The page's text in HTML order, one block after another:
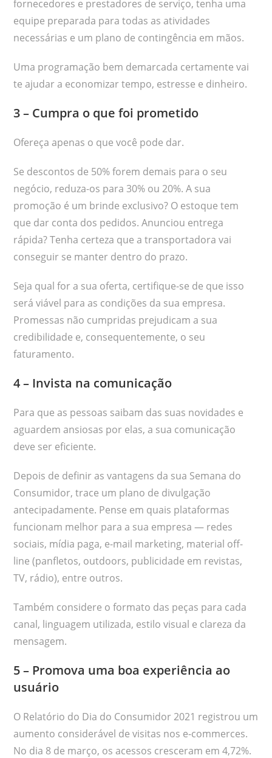
fornecedores e prestadores de serviço, tenha uma
equipe preparada para todas as atividades
necessárias e um plano de contingência em mãos.
Uma programação bem demarcada certamente vai
te ajudar a economizar tempo, estresse e dinheiro.
3 – Cumpra o que foi prometido
Ofereça apenas o que você pode dar.
Se descontos de 50% forem demais para o seu
negócio, reduza-os para 30% ou 20%. A sua
promoção é um brinde exclusivo? O estoque tem
que dar conta dos pedidos. Anunciou entrega
rápida? Tenha certeza que a transportadora vai
conseguir se manter dentro do prazo.
Seja qual for a sua oferta, certifique-se de que isso
será viável para as condições da sua empresa.
Promessas não cumpridas prejudicam a sua
credibilidade e, consequentemente, o seu
faturamento.
4 – Invista na comunicação
Para que as pessoas saibam das suas novidades e
aguardem ansiosas por elas, a sua comunicação
deve ser eficiente.
Depois de definir as vantagens da sua Semana do
Consumidor, trace um plano de divulgação
antecipadamente. Pense em quais plataformas
funcionam melhor para a sua empresa — redes
sociais, mídia paga, e-mail marketing, material off-
line (panfletos, outdoors, publicidade em revistas,
TV, rádio), entre outros.
Também considere o formato das peças para cada
canal, linguagem utilizada, estilo visual e clareza da
mensagem.
5 – Promova uma boa experiência ao
usuário
O Relatório do Dia do Consumidor 2021 registrou um
aumento considerável de visitas nos e-commerces.
No dia 8 de março, os acessos cresceram em 4,72%.